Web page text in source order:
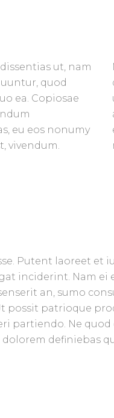
ut, nam
quod
ea. Copiosae
eu eos nonumy
vivendum.
Putent laoreet et
inciderint. Nam ei
an, sumo
possit patrioque
partiendo. Ne quod
definiebas